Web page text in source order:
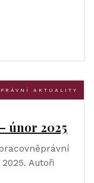
AKTUALITY
únor 2025
Autoři